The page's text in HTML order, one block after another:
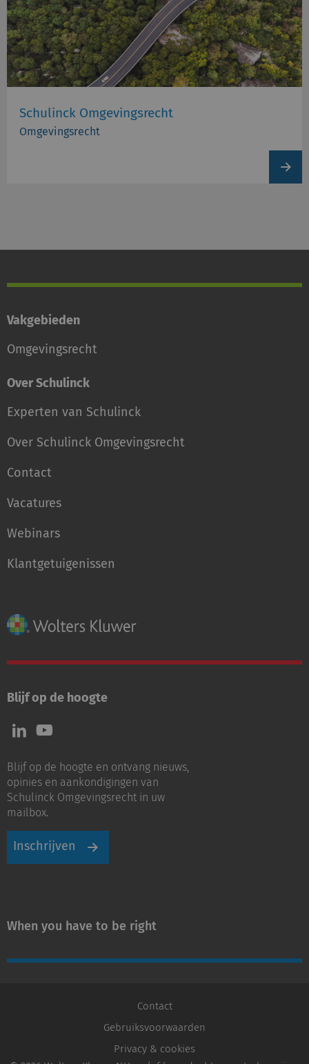
Schulinck Omgevingsrecht
Omgevingsrecht
Vakgebieden
Omgevingsrecht
Over Schulinck
Experten van Schulinck
Over Schulinck Omgevingsrecht
Contact
Vacatures
Webinars
Klantgetuigenissen
Blijf op de hoogte
Volg
ons
LinkedIn
Volg
ons
Youtube
Blijf op de hoogte en ontvang nieuws,
opinies en aankondigingen van
Schulinck Omgevingsrecht in uw
mailbox.
Inschrijven
When you have to be right
Contact
Gebruiksvoorwaarden
Privacy & cookies